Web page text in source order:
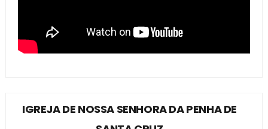
IGREJA DE NOSSA SENHORA DA PENHA DE